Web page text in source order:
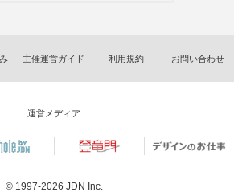
主催運営ガイド 利用規約 お問い合わせ
運営メディア
© 1997-2026 JDN Inc.